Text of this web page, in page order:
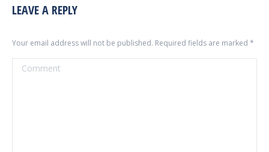
LEAVE A REPLY
Your email address will not be published. Required fields are marked *
Comment